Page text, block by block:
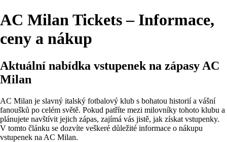
AC Milan Tickets – Informace,
ceny a nákup
Aktuální nabídka vstupenek na zápasy AC
Milan
AC Milan je slavný italský fotbalový klub s bohatou historií a vášní
fanoušků po celém světě. Pokud patříte mezi milovníky tohoto klubu a
plánujete navštívit jejich zápas, zajímá vás jistě, jak získat vstupenky.
V tomto článku se dozvíte veškeré důležité informace o nákupu
vstupenek na AC Milan.